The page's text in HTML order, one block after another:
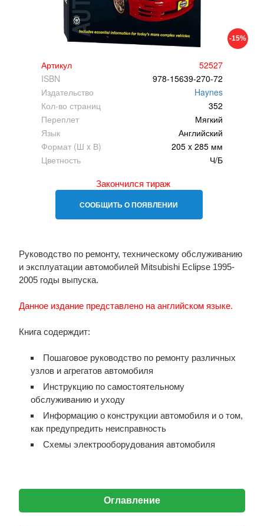
-15%
Артикул
52527
ISBN
978-15639-270-72
Издательство
Haynes
Кол-во страниц
352
Переплет
Мягкий
Язык
Английский
Формат (Ш x В)
205 x 285 мм
Цветность
Ч/Б
Закончился тираж
СООБЩИТЬ О ПОЯВЛЕНИИ
Руководство по ремонту, техническому обслуживанию
и эксплуатации автомобилей Mitsubishi Eclipse 1995-
2005 годы выпуска.
Данное издание представлено на английском языке.
Книга содерждит:
Пошаговое руководство по ремонту различных
узлов и агрегатов автомобиля
Инструкцию по самостоятельному
обслуживанию и уходу
Информацию о конструкции автомобиля и о том,
как предупредить неисправность
Схемы электрооборудования автомобиля
Оглавление